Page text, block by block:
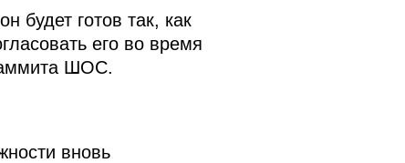
будет готов так, как
его во время
ШОС.
вновь